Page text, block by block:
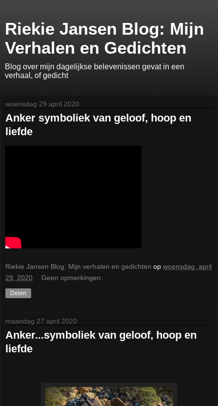
Riekie Jansen Blog: Mijn
Verhalen en Gedichten
Blog over mijn dagelijkse belevenissen gevat in een
verhaal, of gedicht
woensdag 29 april 2020
Anker symboliek van geloof, hoop en
liefde
Riekie Jansen Blog: Mijn verhalen en gedichten op woensdag, april
29, 2020
Geen opmerkingen:
Delen
maandag 27 april 2020
Anker...symboliek van geloof, hoop en
liefde